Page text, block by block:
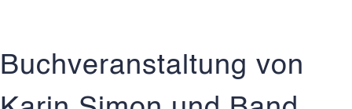
Buchveranstaltung von